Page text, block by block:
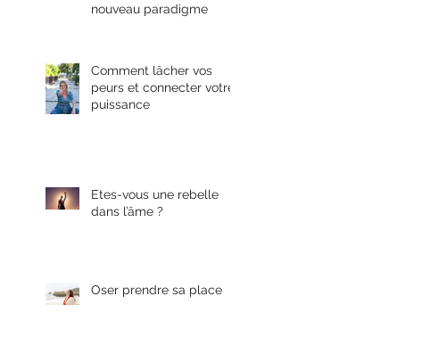
nouveau paradigme
Comment lâcher vos
peurs et connecter votre
puissance
Etes-vous une rebelle
dans l’âme ?
Oser prendre sa place